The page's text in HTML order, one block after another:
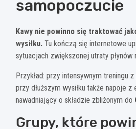
samopoczucie
Kawy nie powinno się traktować
wysiłku. Tu kończą się internetowe
sytuacjach zwiększonej utraty
Przykład: przy intensywnym treningu
przy dłuższym wysiłku także napoje
nawadniający o składzie zbliżonym do
Grupy, które